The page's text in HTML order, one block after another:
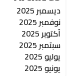
ديسمبر 2025
نوفمبر 2025
أكتوبر 2025
سبتمبر 2025
يوليو 2025
يونيو 2025